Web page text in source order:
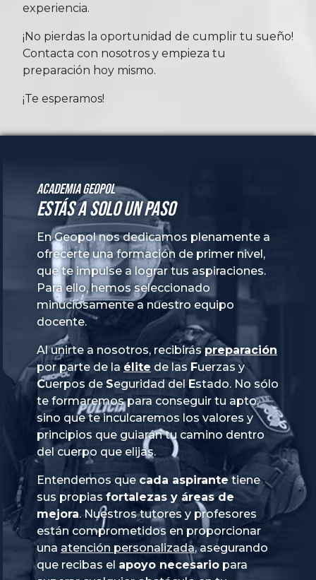
experiencia.
¡No pierdas la oportunidad de cumplir tu sueño!
Contacta con nosotros y empieza tu
preparación hoy mismo.
¡Te esperamos!
Academia GeoPol
Estás a solo un paso
En Geopol nos dedicamos plenamente a
ofrecerte una formación de primer nivel,
que te impulse a lograr tus aspiraciones.
Para ello, hemos seleccionado
minuciosamente a nuestro equipo
docente.
Al unirte a nosotros, recibiráspreparación
por parte de la élite de las Fuerzas y
Cuerpos de Seguridad del Estado. No sólo
te formaremos para conseguir tu apto,
sino que te inculcaremos los valores y
principios que guiarán tu camino dentro
del cuerpo que elijas.
Entendemos que cada aspirante tiene
sus propias fortalezas y áreas de
mejora. Nuestros tutores y profesores
están comprometidos en proporcionar
una atención personalizada, asegurando
que recibas el apoyo necesario para